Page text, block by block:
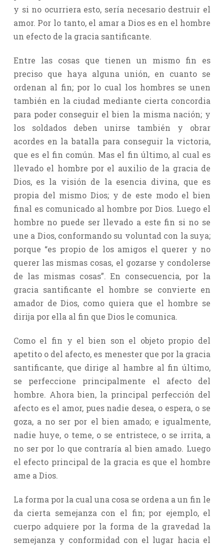
y si no ocurriera esto, sería necesario destruir el
amor. Por lo tanto, el amar a Dios es en el hombre
un efecto de la gracia santificante.
Entre las cosas que tienen un mismo fin es
preciso que haya alguna unión, en cuanto se
ordenan al fin; por lo cual los hombres se unen
también en la ciudad mediante cierta concordia
para poder conseguir el bien la misma nación; y
los soldados deben unirse también y obrar
acordes en la batalla para conseguir la victoria,
que es el fin común. Mas el fin último, al cual es
llevado el hombre por el auxilio de la gracia de
Dios, es la visión de la esencia divina, que es
propia del mismo Dios; y de este modo el bien
final es comunicado al hombre por Dios. Luego el
hombre no puede ser llevado a este fin si no se
une a Dios, conformando su voluntad con la suya;
porque “es propio de los amigos el querer y no
querer las mismas cosas, el gozarse y condolerse
de las mismas cosas”. En consecuencia, por la
gracia santificante el hombre se convierte en
amador de Dios, como quiera que el hombre se
dirija por ella al fin que Dios le comunica.
Como el fin y el bien son el objeto propio del
apetito o del afecto, es menester que por la gracia
santificante, que dirige al hambre al fin último,
se perfeccione principalmente el afecto del
hombre. Ahora bien, la principal perfección del
afecto es el amor, pues nadie desea, o espera, o se
goza, a no ser por el bien amado; e igualmente,
nadie huye, o teme, o se entristece, o se irrita, a
no ser por lo que contraría al bien amado. Luego
el efecto principal de la gracia es que el hombre
ame a Dios.
La forma por la cual una cosa se ordena a un fin le
da cierta semejanza con el fin; por ejemplo, el
cuerpo adquiere por la forma de la gravedad la
semejanza y conformidad con el lugar hacia el